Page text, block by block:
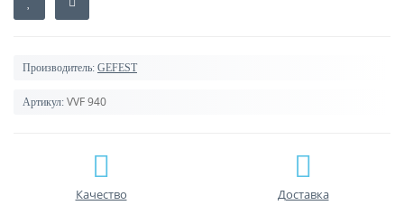
Производитель: GEFEST
Артикул: VVF 940
Качество Доставка